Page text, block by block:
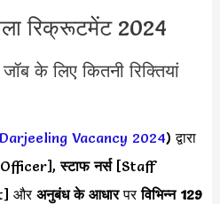
रिक्रूटमेंट 2024
के लिए कितनी रिक्तियां
Vacancy 2024) द्वारा
स्टाफ नर्स[Staff
और अनुबंध के आधारपरविभिन्न 129